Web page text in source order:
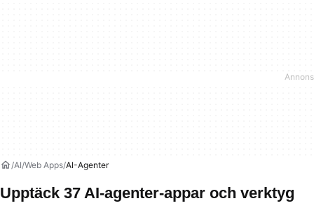
AI Web Apps AI-Agenter
Upptäck 37 AI-agenter-appar och verktyg